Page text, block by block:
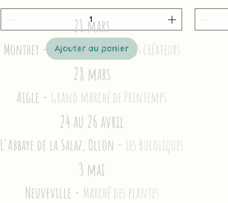
Ajouter au panier
21 mars
Monthey - Casa Nova, Marché des créateurs
28 mars
Aigle - Grand marché de Printemps
24 au 26 avril
L'Abbaye de la Salaz, Ollon - Les Bucoliques
3 mai
Neuveville - Marché des plantes